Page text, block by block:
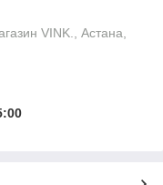
VINK., Астана,